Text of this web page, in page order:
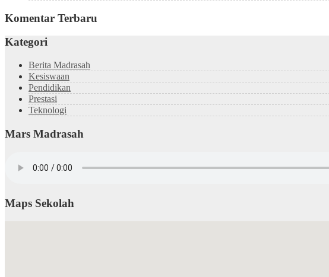
Komentar Terbaru
Kategori
Berita Madrasah
Kesiswaan
Pendidikan
Prestasi
Teknologi
Mars Madrasah
Maps Sekolah